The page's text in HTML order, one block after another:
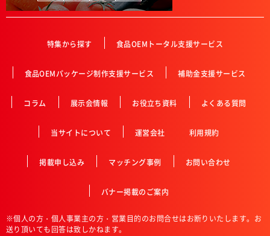
特集から探す 食品OEMトータル支援サービス
食品OEMパッケージ制作支援サービス 補助金支援サービス
コラム 展示会情報 お役立ち資料 よくある質問
当サイトについて 運営会社 利用規約
掲載申し込み マッチング事例 お問い合わせ
バナー掲載のご案内
※個人の方・個人事業主の方・営業目的のお問合せはお断りいたします。お
送り頂いても回答は致しかねます。